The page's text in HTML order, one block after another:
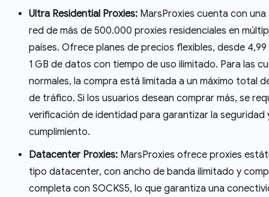
Ultra Residential Proxies: MarsProxies cuenta con una
red de más de 500.000 proxies residenciales en
países. Ofrece planes de precios flexibles, desde 4,99
1 GB de datos con tiempo de uso ilimitado. Para las
normales, la compra está limitada a un máximo total
de tráfico. Si los usuarios desean comprar más, se
verificación de identidad para garantizar la seguridad
cumplimiento.
Datacenter Proxies: MarsProxies ofrece proxies
tipo datacenter, con ancho de banda ilimitado y
completa con SOCKS5, lo que garantiza una